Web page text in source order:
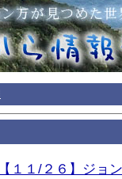
【１１/２６】ジ